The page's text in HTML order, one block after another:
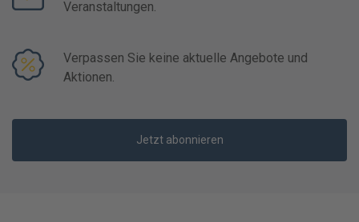
Veranstaltungen.
Verpassen Sie keine aktuelle Angebote und
Aktionen.
Jetzt abonnieren